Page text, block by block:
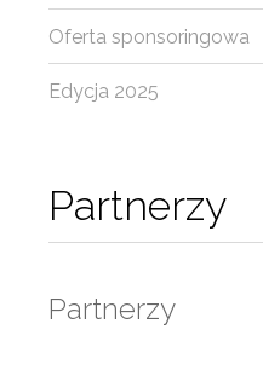
Partnerzy
Partnerzy
Oferta sponsoringowa
Edycja 2025